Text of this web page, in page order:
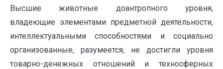
Высшие животные доантропного уровня,
владеющие элементами предметной деятельности,
интеллектуальными способностями и социально
организованные, разумеется, не достигли уровня
товарно-денежных отношений и техносферных